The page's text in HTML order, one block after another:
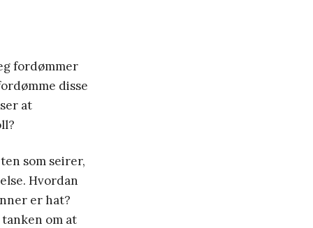
fordømmer
disse
at
som seirer,
Hvordan
er hat?
om at